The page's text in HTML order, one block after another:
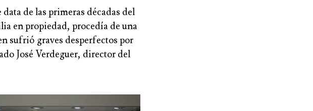
de las primeras décadas del
en propiedad, procedía de una
sufrió graves desperfectos por
José Verdeguer, director del